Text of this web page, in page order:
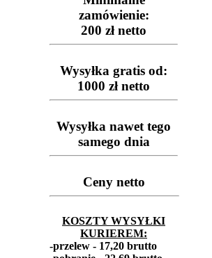
zamówienie:
200 zł netto
Wysyłka gratis od:
1000 zł netto
Wysyłka nawet tego
samego dnia
Ceny netto
KOSZTY WYSYŁKI
KURIEREM:
-przelew - 17,20 brutto